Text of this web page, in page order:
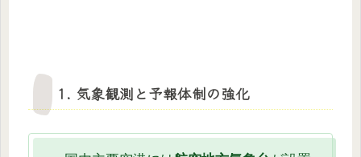
1. 気象観測と予報体制の強化